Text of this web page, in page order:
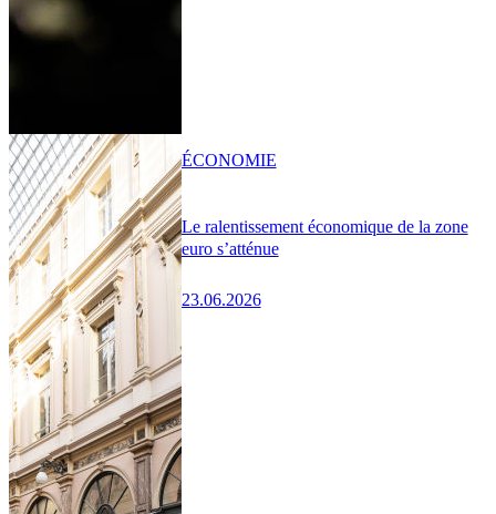
Le ralentissement économique de la zone
euro s’atténue
23.06.2026
ÉCONOMIE